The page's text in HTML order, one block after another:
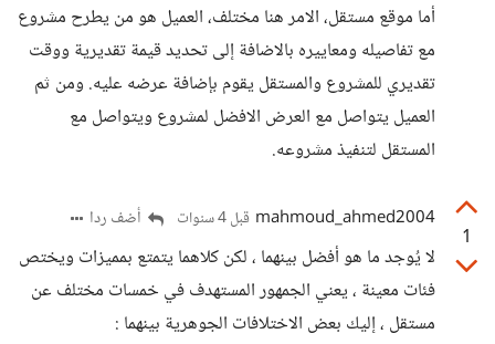
أما موقع مستقل، الامر هنا مختلف، العميل هو من يطرح مشروع
مع تفاصيله ومعاييره بالاضافة إلى تحديد قيمة تقديرية ووقت
تقديري للمشروع والمستقل يقوم بإضافة عرضه عليه. ومن ثم
العميل يتواصل مع العرض الافضل لمشروع ويتواصل مع
المستقل لتنفيذ مشروعه.
1
mahmoud_ahmed2004 قبل 4 سنوات أضف ردا
لا يُوجد ما هو أفضل بينهما ، لكن كلاهما يتمتع بمميزات ويختص
فئات معينة ، يعني الجمهور المستهدف في خمسات مختلف عن
مستقل ، إليك بعض الاختلافات الجوهرية بينهما :